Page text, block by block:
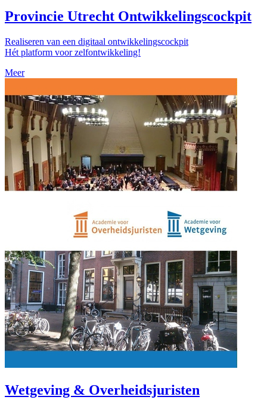
Provincie Utrecht Ontwikkelingscockpit
Realiseren van een digitaal ontwikkelingscockpit
Hét platform voor zelfontwikkeling!
Meer
Wetgeving & Overheidsjuristen